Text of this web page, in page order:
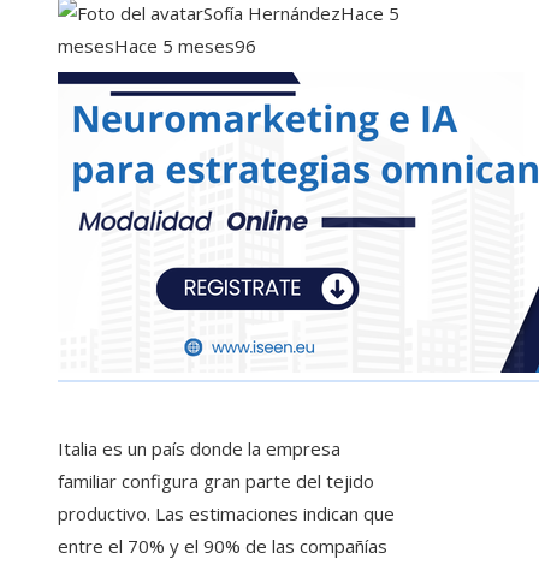
Sofía HernándezHace 5
mesesHace 5 meses96
Italia es un país donde la empresa
familiar configura gran parte del tejido
productivo. Las estimaciones indican que
entre el 70% y el 90% de las compañías